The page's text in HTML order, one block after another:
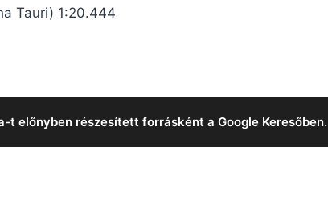
Tauri) 1:20.444
t előnyben részesített forrásként a Google Keresőben.